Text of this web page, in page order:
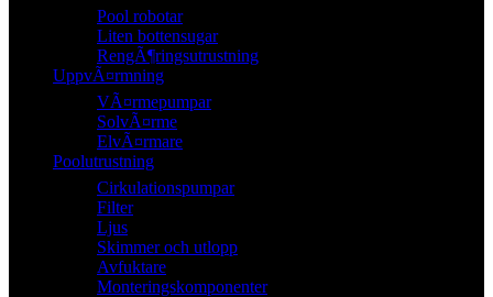
Pool robotar
Liten bottensugar
RengÃ¶ringsutrustning
UppvÃ¤rmning
VÃ¤rmepumpar
SolvÃ¤rme
ElvÃ¤rmare
Poolutrustning
Cirkulationspumpar
Filter
Ljus
Skimmer och utlopp
Avfuktare
Monteringskomponenter